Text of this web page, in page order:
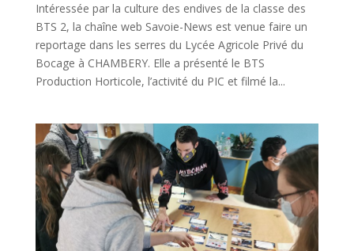
Intéressée par la culture des endives de la classe des
BTS 2, la chaîne web Savoie-News est venue faire un
reportage dans les serres du Lycée Agricole Privé du
Bocage à CHAMBERY. Elle a présenté le BTS
Production Horticole, l’activité du PIC et filmé la...